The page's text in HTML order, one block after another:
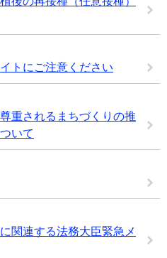
トにご注意ください
重されるまちづくりの推
いて
関連する法務大臣緊急メ